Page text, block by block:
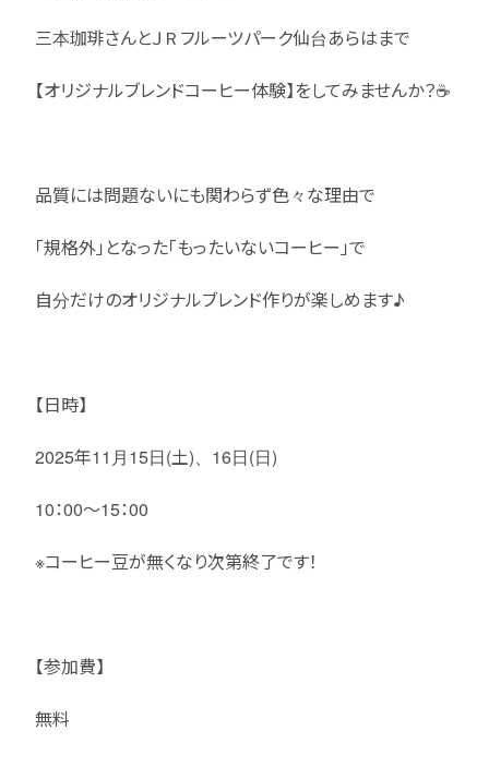
三本珈琲さんとＪＲフルーツパーク仙台あらはまで
【オリジナルブレンドコーヒー体験】をしてみませんか？☕
品質には問題ないにも関わらず色々な理由で
「規格外」となった「もったいないコーヒー」で
自分だけのオリジナルブレンド作りが楽しめます♪
【日時】
2025年11月15日(土)、16日(日)
10：00～15：00
※コーヒー豆が無くなり次第終了です！
【参加費】
無料